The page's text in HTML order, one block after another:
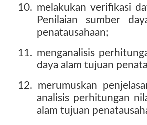
10. melakukan verifikasi
Penilaian sumber
penatausahaan;
11. menganalisis
daya alam tujuan
12. merumuskan
analisis perhitungan
alam tujuan